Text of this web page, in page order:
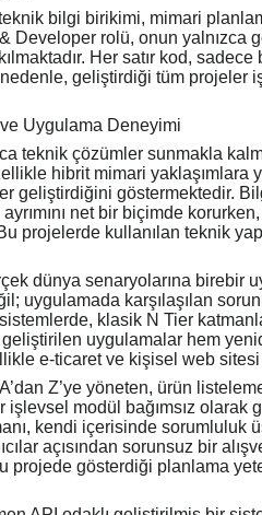
bilgi birikimi, mimari
rolü, onun yalnızca
Her satır kod,
nedenle, geliştirdiği tüm
Uygulama Deneyimi
teknik çözümler sunmakla
hibrit mimari yaklaşımlara
geliştirdiğini göstermektedir.
net bir biçimde
kullanılan teknik
dünya senaryolarına birebir
uygulamada karşılaşılan
klasik N Tier
uygulamalar hem
e-ticaret ve kişisel web
Z’ye yöneten, ürün
işlevsel modül bağımsız
kendi içerisinde
açısından sorunsuz bir
projede gösterdiği planlama